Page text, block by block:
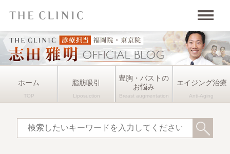
ホーム 脂肪吸引
豊胸・バストの
お悩み
エイジング治療